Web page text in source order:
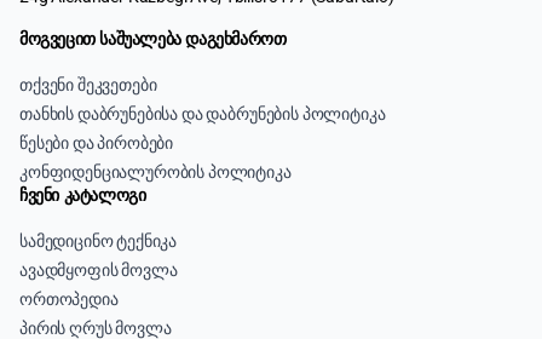
მოგვეცით საშუალება დაგეხმაროთ
თქვენი შეკვეთები
თანხის დაბრუნებისა და დაბრუნების პოლიტიკა
წესები და პირობები
კონფიდენციალურობის პოლიტიკა
ჩვენი კატალოგი
სამედიცინო ტექნიკა
ავადმყოფის მოვლა
ორთოპედია
პირის ღრუს მოვლა